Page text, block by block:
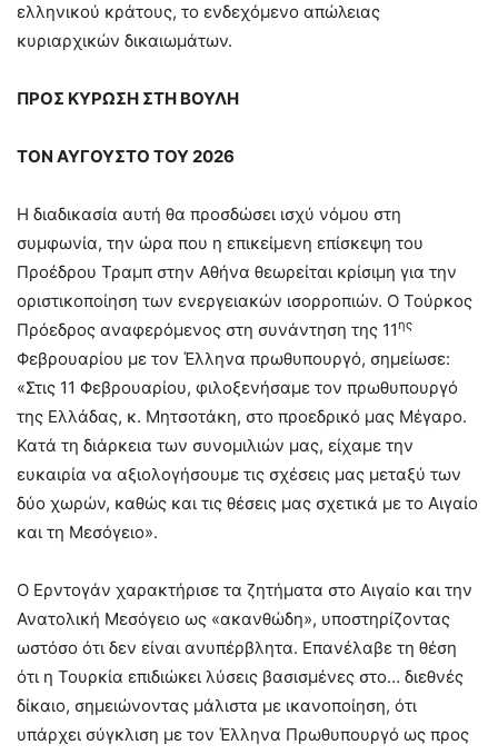
ελληνικού κράτους, το ενδεχόμενο απώλειας
κυριαρχικών δικαιωμάτων.
ΠΡΟΣ ΚΥΡΩΣΗ ΣΤΗ ΒΟΥΛΗ
ΤΟΝ ΑΥΓΟΥΣΤΟ ΤΟΥ 2026
Η διαδικασία αυτή θα προσδώσει ισχύ νόμου στη
συμφωνία, την ώρα που η επικείμενη επίσκεψη του
Προέδρου Τραμπ στην Αθήνα θεωρείται κρίσιμη για την
οριστικοποίηση των ενεργειακών ισορροπιών. Ο Τούρκος
Πρόεδρος αναφερόμενος στη συνάντηση της 11ης
Φεβρουαρίου με τον Έλληνα πρωθυπουργό, σημείωσε:
«Στις 11 Φεβρουαρίου, φιλοξενήσαμε τον πρωθυπουργό
της Ελλάδας, κ. Μητσοτάκη, στο προεδρικό μας Μέγαρο.
Κατά τη διάρκεια των συνομιλιών μας, είχαμε την
ευκαιρία να αξιολογήσουμε τις σχέσεις μας μεταξύ των
δύο χωρών, καθώς και τις θέσεις μας σχετικά με το Αιγαίο
και τη Μεσόγειο».
Ο Ερντογάν χαρακτήρισε τα ζητήματα στο Αιγαίο και την
Ανατολική Μεσόγειο ως «ακανθώδη», υποστηρίζοντας
ωστόσο ότι δεν είναι ανυπέρβλητα. Επανέλαβε τη θέση
ότι η Τουρκία επιδιώκει λύσεις βασισμένες στο… διεθνές
δίκαιο, σημειώνοντας μάλιστα με ικανοποίηση, ότι
υπάρχει σύγκλιση με τον Έλληνα Πρωθυπουργό ως προς